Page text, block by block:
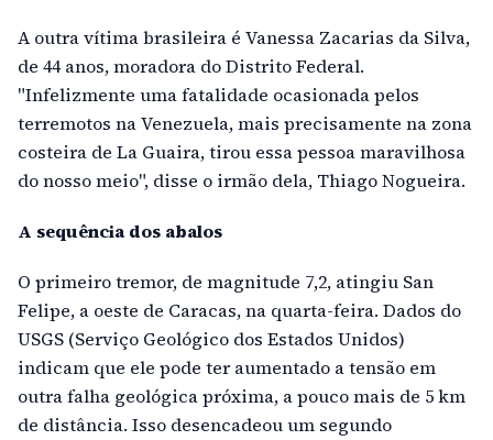
A outra vítima brasileira é Vanessa Zacarias da Silva,
de 44 anos, moradora do Distrito Federal.
"Infelizmente uma fatalidade ocasionada pelos
terremotos na Venezuela, mais precisamente na zona
costeira de La Guaira, tirou essa pessoa maravilhosa
do nosso meio", disse o irmão dela, Thiago Nogueira.
A sequência dos abalos
O primeiro tremor, de magnitude 7,2, atingiu San
Felipe, a oeste de Caracas, na quarta-feira. Dados do
USGS (Serviço Geológico dos Estados Unidos)
indicam que ele pode ter aumentado a tensão em
outra falha geológica próxima, a pouco mais de 5 km
de distância. Isso desencadeou um segundo